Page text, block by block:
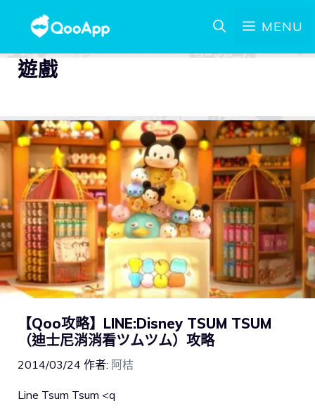
MENU
遊戲
【Qoo攻略】LINE:Disney TSUM TSUM
（迪士尼消消看ツムツム）攻略
2014/03/24 作者: 阿桔
Line Tsum Tsum <q